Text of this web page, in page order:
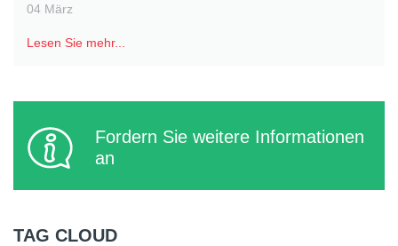
04 März
Lesen Sie mehr...
Fordern Sie weitere Informationen
an
TAG CLOUD